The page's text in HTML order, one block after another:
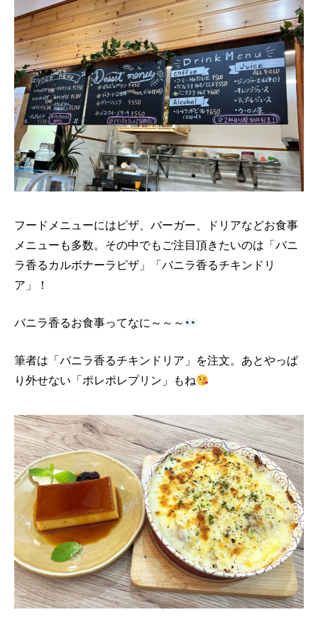
フードメニューにはピザ、バーガー、ドリアなどお食事
メニューも多数。その中でもご注目頂きたいのは「バニ
ラ香るカルボナーラピザ」「バニラ香るチキンドリ
ア」！
バニラ香るお食事ってなに～～～
筆者は「バニラ香るチキンドリア」を注文。あとやっぱ
り外せない「ポレポレプリン」もね